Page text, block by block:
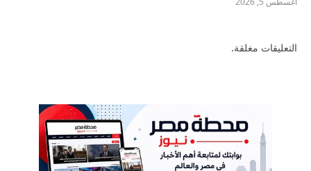
التعليقات مغلقة.